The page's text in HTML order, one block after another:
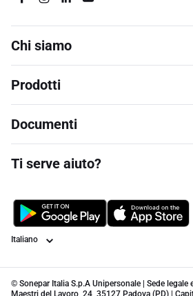
Chi siamo
Prodotti
Documenti
Ti serve aiuto?
Lingua
© Sonepar Italia S.p.A Unipersonale | Sede legale
Maestri del Lavoro, 24, 35127 Padova (PD) |